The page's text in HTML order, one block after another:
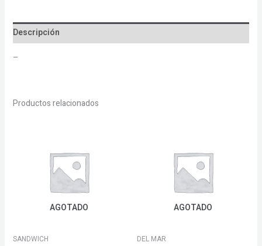
Descripción
–
Productos relacionados
AGOTADO
SANDWICH
AGOTADO
DEL MAR